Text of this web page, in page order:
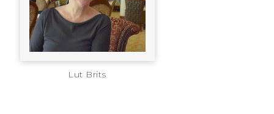
Lut Brits